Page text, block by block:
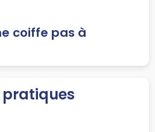
coiffe pas à